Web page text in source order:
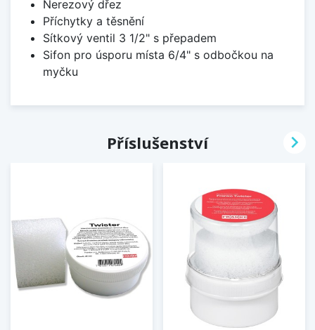
Nerezový dřez
Příchytky a těsnění
Sítkový ventil 3 1/2" s přepadem
Sifon pro úsporu místa 6/4" s odbočkou na
myčku
Příslušenství 